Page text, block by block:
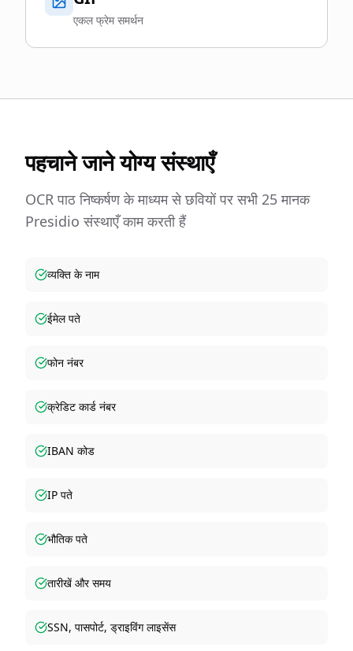
एकल फ्रेम समर्थन
पहचाने जाने योग्य संस्थाएँ
OCR पाठ निष्कर्षण के माध्यम से छवियों पर सभी 25 मानक
Presidio संस्थाएँ काम करती हैं
व्यक्ति के नाम
ईमेल पते
फोन नंबर
क्रेडिट कार्ड नंबर
IBAN कोड
IP पते
भौतिक पते
तारीखें और समय
SSN, पासपोर्ट, ड्राइविंग लाइसेंस